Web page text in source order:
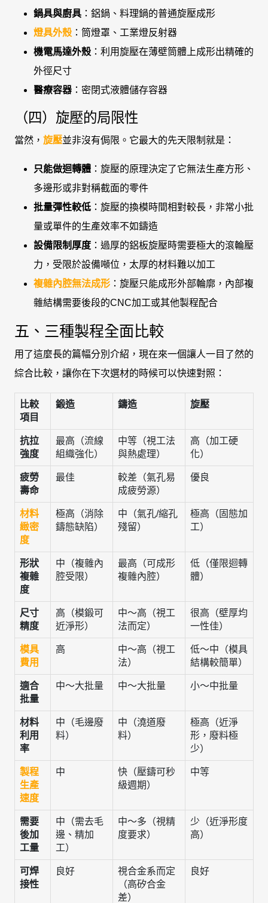
鍋具與廚具 ：鋁鍋、料理鍋的普通旋壓成形
燈具外殼 ：筒燈罩、工業燈反射器
機電馬達外殼 ：利用旋壓在薄壁筒體上成形出精確的
外徑尺寸
醫療容器 ：密閉式液體儲存容器
（四）旋壓的局限性
當然， 旋壓並非沒有侷限。它最大的先天限制就是：
只能做迴轉體 ：旋壓的原理決定了它無法生產方形、
多邊形或非對稱截面的零件
批量彈性較低 ：旋壓的換模時間相對較長，非常小批
量或單件的生產效率不如鑄造
設備限制厚度 ：過厚的鋁板旋壓時需要極大的滾輪壓
力，受限於設備噸位，太厚的材料難以加工
複雜內腔無法成形 ：旋壓只能成形外部輪廓，內部複
雜結構需要後段的CNC加工或其他製程配合
五、三種製程全面比較
用了這麼長的篇幅分別介紹，現在來一個讓人一目了然的
綜合比較，讓你在下次選材的時候可以快速對照：
比較
項目
鍛造 鑄造 旋壓
抗拉
強度
最高（流線
組織強化）
中等（視工法
與熱處理）
高（加工硬
化）
疲勞
壽命
最佳
較差（氣孔易
成疲勞源）
優良
材料
緻密
度
極高（消除
鑄態缺陷）
中（氣孔/縮孔
殘留）
極高（固態加
工）
形狀
複雜
度
中（複雜內
腔受限）
最高（可成形
複雜內腔）
低（僅限迴轉
體）
尺寸
精度
高（模鍛可
近淨形）
中～高（視工
法而定）
很高（壁厚均
一性佳）
模具
費用
高
中～高（視工
法）
低～中（模具
結構較簡單）
適合
批量
中～大批量 中～大批量 小～中批量
材料
利用
率
中（毛邊廢
料）
中（澆道廢
料）
極高（近淨
形，廢料極
少）
製程
生產
速度
中
快（壓鑄可秒
級週期）
中等
需要
後加
工量
中（需去毛
邊、精加
工）
中～多（視精
度要求）
少（近淨形度
高）
可焊
接性
良好
視合金系而定
（高矽合金
差）
良好